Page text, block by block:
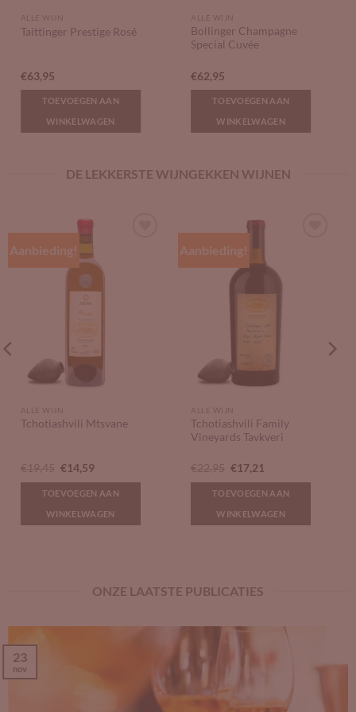
ALLE WIJN
Taittinger Prestige Rosé
€63,95
TOEVOEGEN AAN
WINKELWAGEN
ALLE WIJN
Bollinger Champagne
Special Cuvée
€62,95
TOEVOEGEN AAN
WINKELWAGEN
DE LEKKERSTE WIJNGEKKEN WIJNEN
Aanbieding!
ALLE WIJN
Tchotiashvili Mtsvane
€ 19,45 Oorspronkelijke
was:
€19,45.
€14,59Huidige
is:
€14,59.
TOEVOEGEN AAN
WINKELWAGEN
Aanbieding!
ALLE WIJN
Tchotiashvili Family
Vineyards Tavkveri
€ 22,95 Oorspronkelijke
was:
€22,95.
€17,21
is:
€17,21.
TOEVOEGEN AAN
WINKELWAGEN
ONZE LAATSTE PUBLICATIES
23
nov